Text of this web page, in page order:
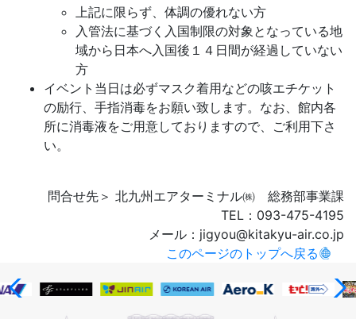
上記に限らず、体調の優れない方
入管法に基づく入国制限の対象となっている地
域から日本へ入国後１４日間が経過していない
方
イベント当日は必ずマスク着用などの咳エチケット
の励行、手指消毒をお願い致します。なお、館内各
所に消毒液をご用意しておりますので、ご利用下さ
い。
問合せ先＞ 北九州エアターミナル㈱ 総務部事業課
TEL：093-475-4195
メール：jigyou@kitakyu-air.co.jp
このページのトップへ戻る